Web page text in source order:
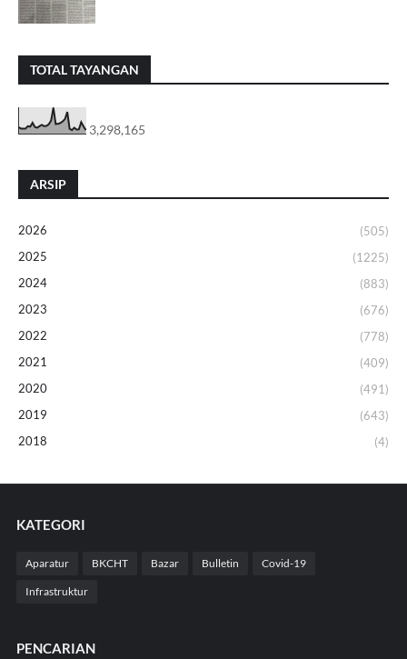
TOTAL TAYANGAN
3,298,165
ARSIP
2026
(505)
2025
(1225)
2024
(883)
2023
(676)
2022
(778)
2021
(409)
2020
(491)
2019
(643)
2018
(4)
KATEGORI
Aparatur BKCHT Bazar Bulletin Covid-19
Infrastruktur
PENCARIAN